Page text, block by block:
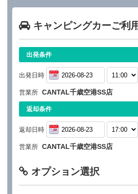
キャンピングカーご利
出発条件
出発日時
営業所 CANTAL千歳空港SS店
返却条件
返却日時
営業所 CANTAL千歳空港SS店
オプション選択